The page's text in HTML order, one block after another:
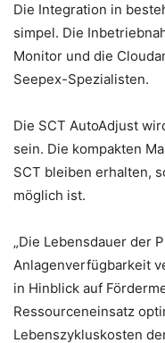
Die Integration in
simpel. Die
Monitor und die
Seepex-Spezialisten.
Die SCT AutoAdjust
sein. Die kompakten
SCT bleiben erhalten,
möglich ist.
„Die Lebensdauer der
Anlagenverfügbarkeit
in Hinblick auf
Ressourceneinsatz
Lebenszykluskosten